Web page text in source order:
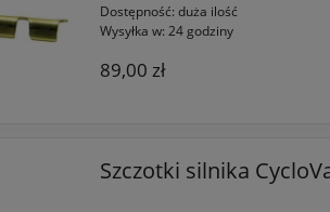
Dostępność: duża ilość
Wysyłka w: 24 godziny
89,00 zł
Szczotki silnika